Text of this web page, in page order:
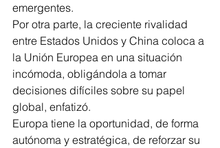
emergentes.
Por otra parte, la creciente rivalidad
entre Estados Unidos y China coloca a
la Unión Europea en una situación
incómoda, obligándola a tomar
decisiones difíciles sobre su papel
global, enfatizó.
Europa tiene la oportunidad, de forma
autónoma y estratégica, de reforzar su